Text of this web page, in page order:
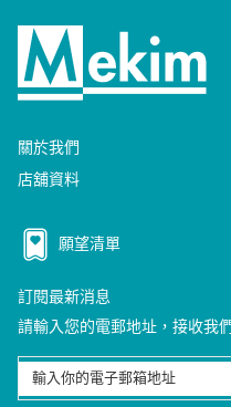
關於我們
店舖資料
願望清單
訂閱最新消息
請輸入您的電郵地址，接收我